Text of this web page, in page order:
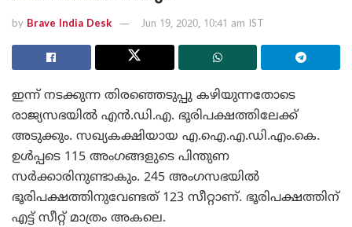
by Brave India Desk Jun 19, 2020, 10:41 am IST
ഇന്ന് നടക്കുന്ന തിരഞ്ഞെടുപ്പു കഴിയുന്നതോടെ
രാജ്യസഭയില്‍ എന്‍.ഡി.എ. ഭൂരിപക്ഷത്തിലേക്ക്
അടുക്കും. സഖ്യകക്ഷിയായ എ.ഐ.എ.ഡി.എം.കെ.
ഉള്‍പ്പടെ 115 അംഗങ്ങളുടെ പിന്തുണ
സര്‍ക്കാരിനുണ്ടാകും. 245 അംഗസഭയില്‍
ഭൂരിപക്ഷത്തിനുവേണ്ടത് 123 സീറ്റാണ്. ഭൂരിപക്ഷത്തിന്
എട്ട് സീറ്റ് മാത്രം അകലെ.